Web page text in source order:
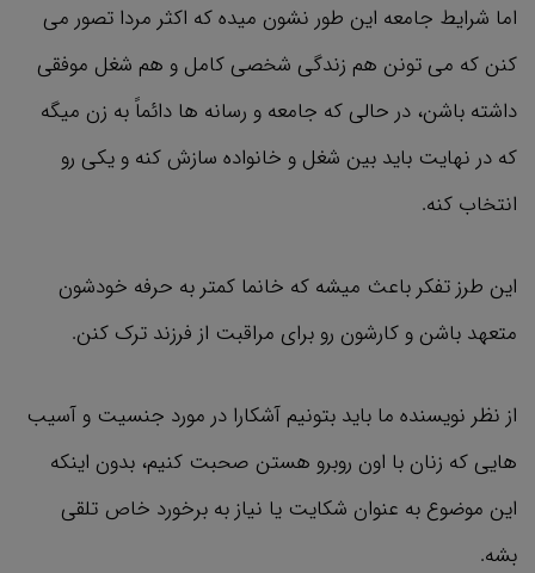
اما شرایط جامعه این طور نشون میده که اکثر مردا تصور می‌
کنن که می ‌تونن هم زندگی شخصی کامل و هم شغل موفقی
داشته باشن، در حالی که جامعه و رسانه‌ ها دائماً به زن میگه
که در نهایت باید بین شغل و خانواده سازش کنه و یکی رو
انتخاب کنه.
این طرز تفکر باعث میشه که خانما کمتر به حرفه خودشون
متعهد باشن و کارشون رو برای مراقبت از فرزند ترک کنن.
از نظر نویسنده ما باید بتونیم آشکارا در مورد جنسیت و آسیب
‌هایی که زنان با اون روبرو هستن صحبت کنیم، بدون اینکه
این موضوع به عنوان شکایت یا نیاز به برخورد خاص تلقی
بشه.